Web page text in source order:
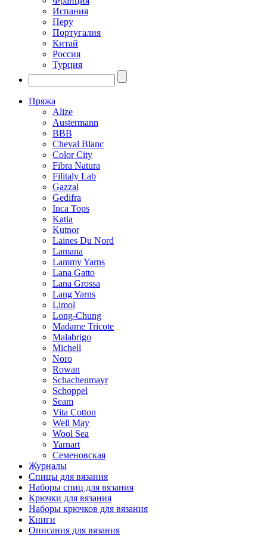
Испания
Перу
Португалия
Китай
Россия
Турция
Пряжа
Alize
Austermann
BBB
Cheval Blanc
Color City
Fibra Natura
Filitaly Lab
Gazzal
Gedifra
Inca Tops
Katia
Kutnor
Laines Du Nord
Lamana
Lammy Yarns
Lana Gatto
Lana Grossa
Lang Yarns
Limol
Long-Chung
Madame Tricote
Malabrigo
Michell
Noro
Rowan
Schachenmayr
Schoppel
Seam
Vita Cotton
Well May
Wool Sea
Yarnart
Семеновская
Журналы
Спицы для вязания
Наборы спиц для вязания
Крючки для вязания
Наборы крючков для вязания
Книги
Описания для вязания